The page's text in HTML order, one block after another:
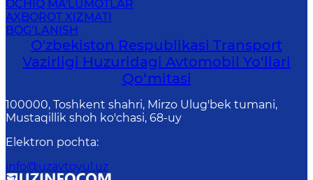
OCHIQ MA'LUMOTLAR
AXBOROT XIZMATI
BOG‘LANISH
O'zbekiston Respublikasi Transport
Vazirligi Huzuridagi Avtomobil Yo‘llari
Qo‘mitasi
100000, Toshkent shahri, Mirzo Ulug'bek tumani,
Mustaqillik shoh ko'chasi, 68-uy
Elektron pochta:
info@uzavtoyul.uz